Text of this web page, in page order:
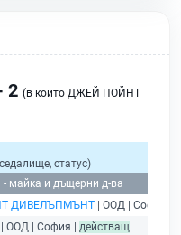
2 (в които ДЖЕЙ ПОЙНТ
статус)
- майка и дъщерни д-ва
ДИВЕЛЪПМЪНТ | ООД | София |
| ООД | София | действащ